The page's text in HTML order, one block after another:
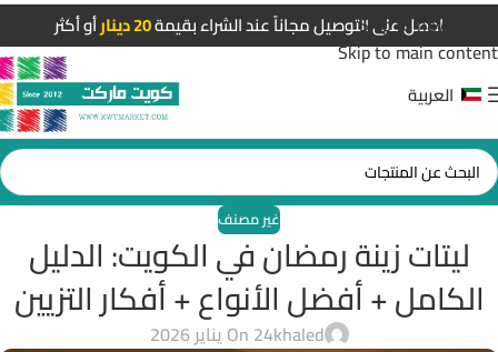
Skip to navigation
Skip to main content
احصل على التوصيل مجاناً عند الشراء بقيمة20 دينار أو أكثر
العربية
غير مصنف
ليتات زينة رمضان في الكويت: الدليل
الكامل + أفضل الأنواع + أفكار التزيين
khaledOn 24 يناير 2026